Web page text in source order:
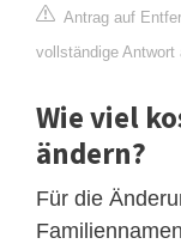
Antrag auf
vollständige
Wie viel
ändern?
Für die